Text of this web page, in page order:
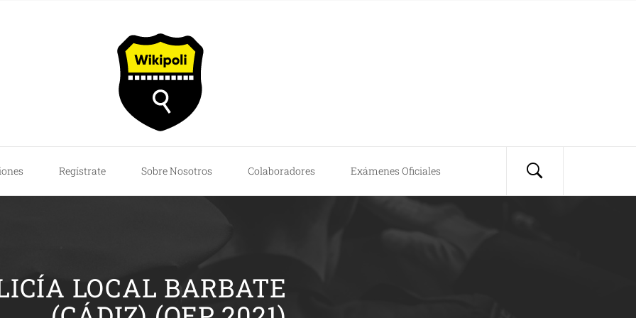
Regístrate Sobre Nosotros Colaboradores Exámenes Oficiales
LOCAL BARBATE